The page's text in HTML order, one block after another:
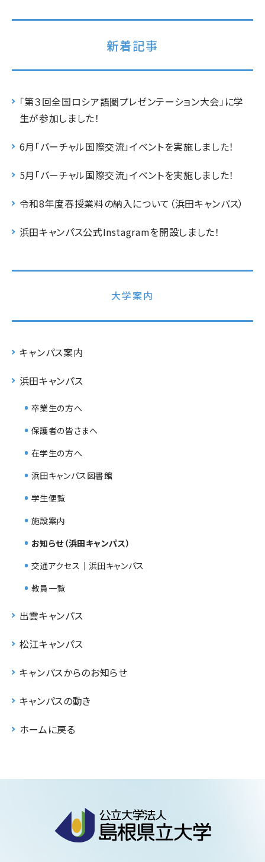
新着記事
「第３回全国ロシア語圏プレゼンテーション大会」に学
生が参加しました！
6月「バーチャル国際交流」イベントを実施しました！
5月「バーチャル国際交流」イベントを実施しました！
令和8年度春授業料の納入について（浜田キャンパス）
浜田キャンパス公式Instagramを開設しました！
大学案内
キャンパス案内
浜田キャンパス
卒業生の方へ
保護者の皆さまへ
在学生の方へ
浜田キャンパス図書館
学生便覧
施設案内
お知らせ（浜田キャンパス）
交通アクセス｜浜田キャンパス
教員一覧
出雲キャンパス
松江キャンパス
キャンパスからのお知らせ
キャンパスの動き
ホームに戻る